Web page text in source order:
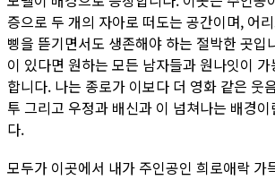
증으로 두 개의 자아로 떠도는 공간이며, 어
삥을 뜯기면서도 생존해야 하는 절박한 곳입
이 있다면 원하는 모든 남자들과 원나잇이
합니다. 나는 종로가 이보다 더 영화 같은 웃
투 그리고 우정과 배신과 이 넘쳐나는 배경
다.
모두가 이곳에서 내가 주인공인 희로애락 가